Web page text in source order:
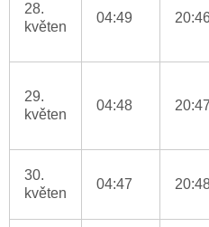
28.
květen
04:49
29.
květen
04:48 20:47
30.
květen
04:47